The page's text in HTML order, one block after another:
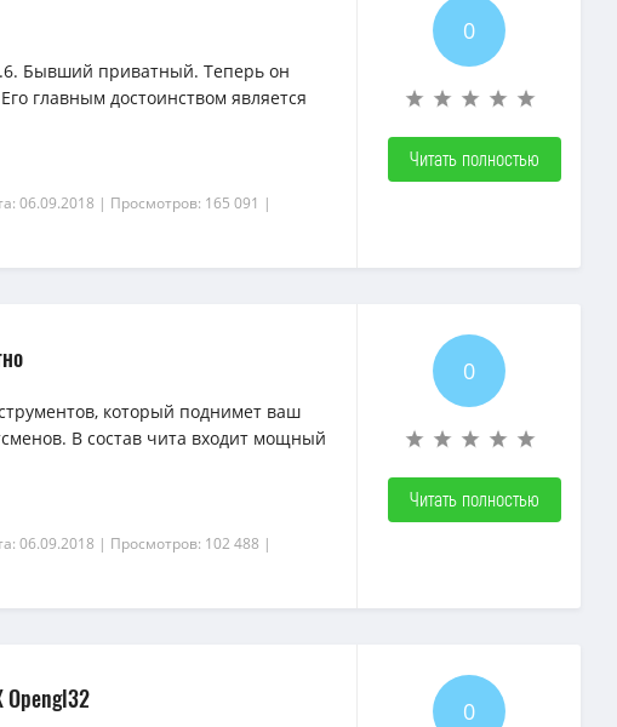
Бывший приватный. Теперь он
главным достоинством является
06.09.2018 | Просмотров: 165 091 |
0
Читать полностью
который поднимет ваш
В состав чита входит мощный
06.09.2018 | Просмотров: 102 488 |
0
Читать полностью
Opengl32 0